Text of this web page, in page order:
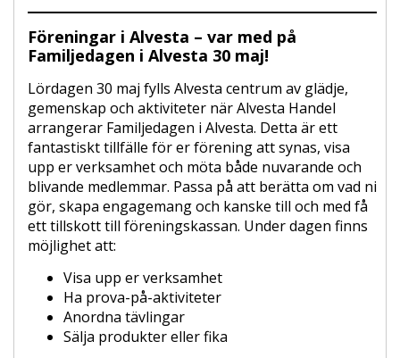
Föreningar i Alvesta – var med på
Familjedagen i Alvesta 30 maj!
Lördagen 30 maj fylls Alvesta centrum av glädje,
gemenskap och aktiviteter när Alvesta Handel
arrangerar Familjedagen i Alvesta. Detta är ett
fantastiskt tillfälle för er förening att synas, visa
upp er verksamhet och möta både nuvarande och
blivande medlemmar. Passa på att berätta om vad ni
gör, skapa engagemang och kanske till och med få
ett tillskott till föreningskassan. Under dagen finns
möjlighet att:
Visa upp er verksamhet
Ha prova-på-aktiviteter
Anordna tävlingar
Sälja produkter eller fika